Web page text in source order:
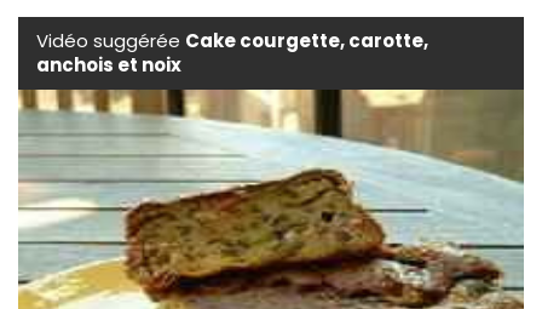
Vidéo suggérée Cake courgette, carotte,
anchois et noix